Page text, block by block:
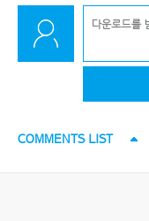
COMMENTS LIST